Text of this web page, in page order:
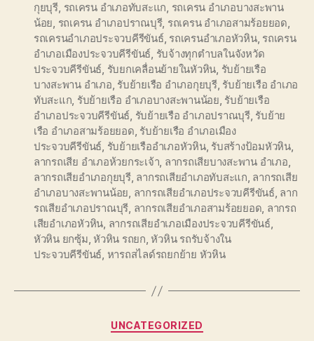
กุยบุรี, รถเครน อำเภอทับสะแก, รถเครน อำเภอบางสะพาน
น้อย, รถเครน อำเภอปราณบุรี, รถเครน อำเภอสามร้อยยอด,
รถเครนอำเภอประจวบคีรีขันธ์, รถเครนอำเภอหัวหิน, รถเครน
อำเภอเมืองประจวบคีรีขันธ์, รับจ้างทุกตำบลในจังหวัด
ประจวบคีรีขันธ์, รับยกเคลื่อนย้ายในหัวหิน, รับย้ายเรือ
บางสะพาน อำเภอ, รับย้ายเรือ อำเภอกุยบุรี, รับย้ายเรือ อำเภอ
ทับสะแก, รับย้ายเรือ อำเภอบางสะพานน้อย, รับย้ายเรือ
อำเภอประจวบคีรีขันธ์, รับย้ายเรือ อำเภอปราณบุรี, รับย้าย
เรือ อำเภอสามร้อยยอด, รับย้ายเรือ อำเภอเมือง
ประจวบคีรีขันธ์, รับย้ายเรืออำเภอหัวหิน, รับสร้างป้อมหัวหิน,
ลากรถเสีย อำเภอห้วยกระเจ้า, ลากรถเสียบางสะพาน อำเภอ,
ลากรถเสียอำเภอกุยบุรี, ลากรถเสียอำเภอทับสะแก, ลากรถเสีย
อำเภอบางสะพานน้อย, ลากรถเสียอำเภอประจวบคีรีขันธ์, ลาก
รถเสียอำเภอปราณบุรี, ลากรถเสียอำเภอสามร้อยยอด, ลากรถ
เสียอำเภอหัวหิน, ลากรถเสียอำเภอเมืองประจวบคีรีขันธ์,
หัวหิน ยกซุ้ม,หัวหิน รถยก,หัวหิน รถรับจ้างใน
ประจวบคีรีขันธ์, หารถสไลด์รถยกย้าย หัวหิน
Categories
UNCATEGORIZED